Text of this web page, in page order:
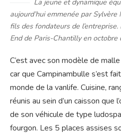
aujourd’hui emmenée par
fils des fondateurs de
End de Paris-Chantilly en
C’est avec son modèle de
car que Campinambulle s’est
monde de la vanlife. Cuisine,
réunis au sein d’un caisson que
de son véhicule de type
fourgon. Les 5 places assises